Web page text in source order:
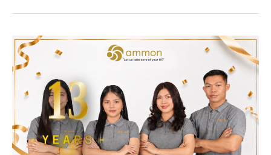
13
YEARS
Ammon
13th
Year
Anniversary